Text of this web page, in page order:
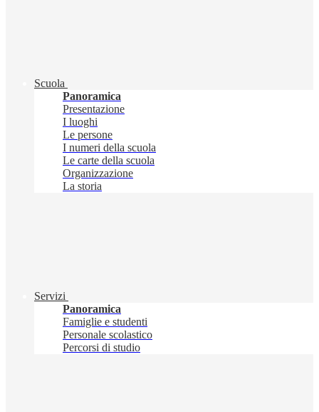
Scuola
Panoramica
Presentazione
I luoghi
Le persone
I numeri della scuola
Le carte della scuola
Organizzazione
La storia
Servizi
Panoramica
Famiglie e studenti
Personale scolastico
Percorsi di studio